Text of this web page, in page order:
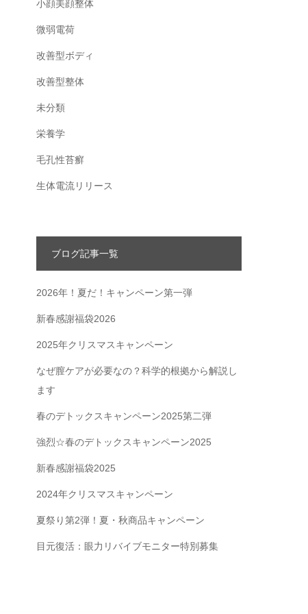
小顔美顔整体
微弱電荷
改善型ボディ
改善型整体
未分類
栄養学
毛孔性苔癬
生体電流リリース
ブログ記事一覧
2026年！夏だ！キャンペーン第一弾
新春感謝福袋2026
2025年クリスマスキャンペーン
なぜ膣ケアが必要なの？科学的根拠から解説し
ます
春のデトックスキャンペーン2025第二弾
強烈☆春のデトックスキャンペーン2025
新春感謝福袋2025
2024年クリスマスキャンペーン
夏祭り第2弾！夏・秋商品キャンペーン
目元復活：眼力リバイブモニター特別募集